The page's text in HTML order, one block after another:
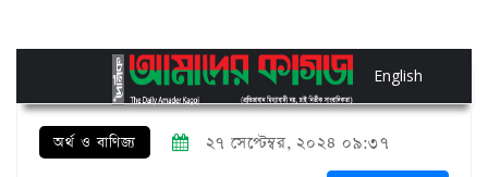
English
অর্থ ও বাণিজ্য ২৭ সেপ্টেম্বর, ২০২৪ ০৯:৩৭